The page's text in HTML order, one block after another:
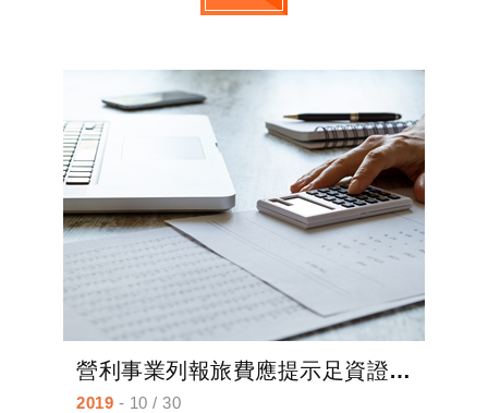
營利事業列報旅費應提示足資證明與營業有關之出差報告單及相關文件供核
2019 - 10 / 30